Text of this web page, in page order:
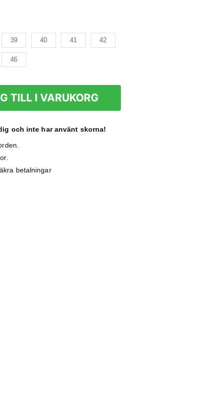
39 40 41 42
46
TILL I VARUKORG
och inte har använt skorna!
betalningar